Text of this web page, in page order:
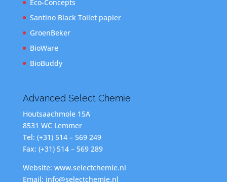
Eco-Concepts
Santino Black Toilet papier
GroenBeker
BioWare
BioBuddy
Advanced Select Chemie
Houtsaachmole 15A
8531 WC Lemmer
Tel: (+31) 514 – 569 249
Fax: (+31) 514 – 569 289
Website: www.selectchemie.nl
Email: info@selectchemie.nl